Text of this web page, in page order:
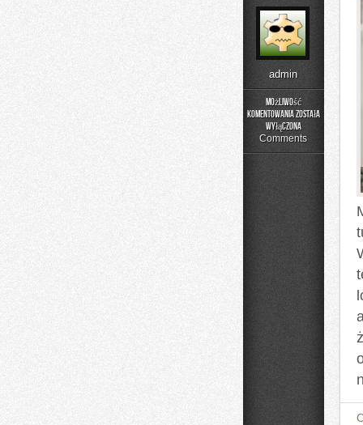
admin
Możliwość
komentowaniazostała
wyłączona
Comments